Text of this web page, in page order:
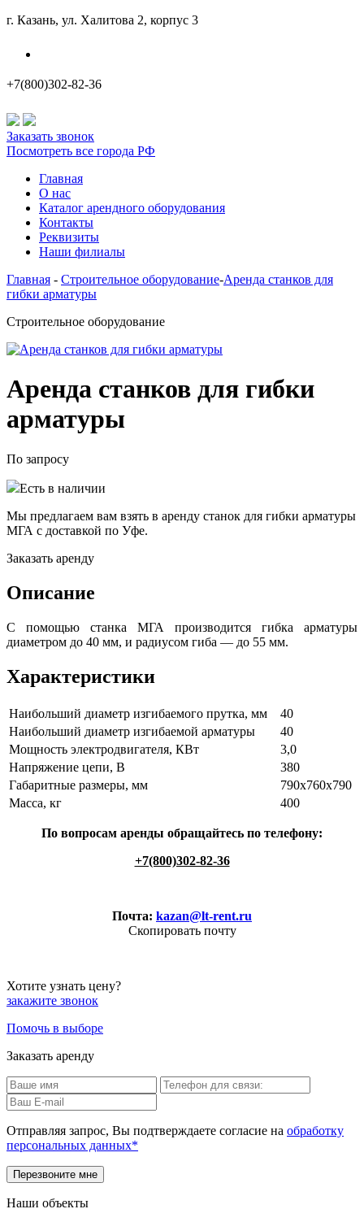
г. Казань, ул. Халитова 2, корпус 3
+7(800)302-82-36
Заказать звонок
Посмотреть все города РФ
Главная
О нас
Каталог арендного оборудования
Контакты
Реквизиты
Наши филиалы
Главная - Строительное оборудование-Аренда станков для
гибки арматуры
Строительное оборудование
Аренда станков для гибки
арматуры
По запросу
Есть в наличии
Мы предлагаем вам взять в аренду станок для гибки арматуры
МГА с доставкой по Уфе.
Заказать аренду
Описание
С помощью станка МГА производится гибка арматуры
диаметром до 40 мм, и радиусом гиба — до 55 мм.
Характеристики
Наибольший диаметр изгибаемого прутка, мм
40
Наибольший диаметр изгибаемой арматуры
40
Мощность электродвигателя, КВт
3,0
Напряжение цепи, В
380
Габаритные размеры, мм
790х760х790
Масса, кг
400
По вопросам аренды обращайтесь по телефону:
+7(800)302-82-36
Почта: kazan@lt-rent.ru
Скопировать почту
Хотите узнать цену?
закажите звонок
Помочь в выборе
Заказать аренду
Отправляя запрос, Вы подтверждаете согласие на обработку
персональных данных*
Наши объекты